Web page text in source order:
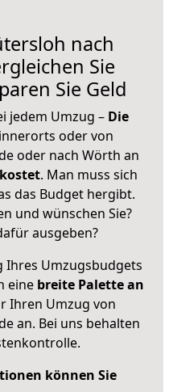
nach
Sie
Sie Geld
jedem Umzug – Die
oder von
oder nach Wörth an
. Man muss sich
das Budget hergibt.
und wünschen Sie?
ausgeben?
Ihres Umzugsbudgets
eine breite Palette an
Ihren Umzug von
an. Bei uns behalten
können Sie